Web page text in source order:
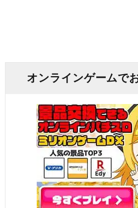
オンラインゲームで